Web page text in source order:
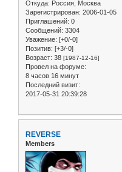
Откуда: Россия, Москва
Зарегистрирован: 2006-01-05
Приглашений: 0
Сообщений: 3304
Уважение: [+0/-0]
Позитив: [+3/-0]
Возраст: 38 [1987-12-16]
Провел на форуме:
8 часов 16 минут
Последний визит:
2017-05-31 20:39:28
REVERSE
Members